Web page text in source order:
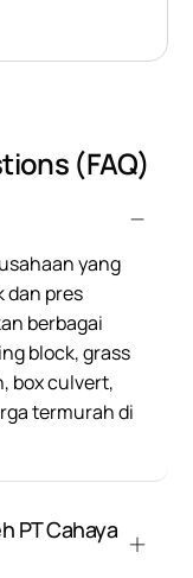
(FAQ)
yang
dan pres
berbagai
block, grass
box culvert,
termurah di
PT Cahaya